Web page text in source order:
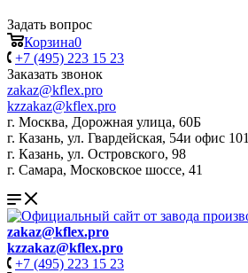
Задать вопрос
Корзина0
+7 (495) 223 15 23
Заказать звонок
zakaz@kflex.pro
kzzakaz@kflex.pro
г. Москва, Дорожная улица, 60Б
г. Казань, ул. Гвардейская, 54и офис 101
г. Казань, ул. Островского, 98
г. Самара, Московское шоссе, 41
zakaz@kflex.pro
kzzakaz@kflex.pro
+7 (495) 223 15 23